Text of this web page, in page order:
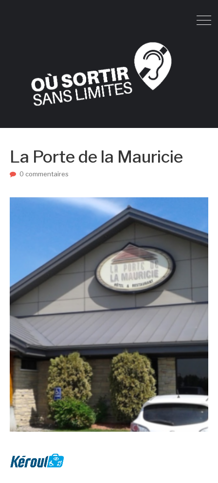
La Porte de la Mauricie
0 commentaires